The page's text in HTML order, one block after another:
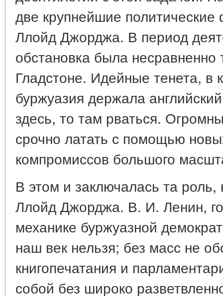
две крупнейшие
Ллойд Джорджа. В период
обстановка была несравненно
Гладстоне. Идейные тенета, в
буржуазия держала
здесь, то там рваться.
срочно латать с помощью
компромиссов большого
В этом и заключалась та
Ллойд Джорджа. В. И. Ленин,
механике буржуазной
наш век нельзя; без масс не
книгопечатания и
собой без широко